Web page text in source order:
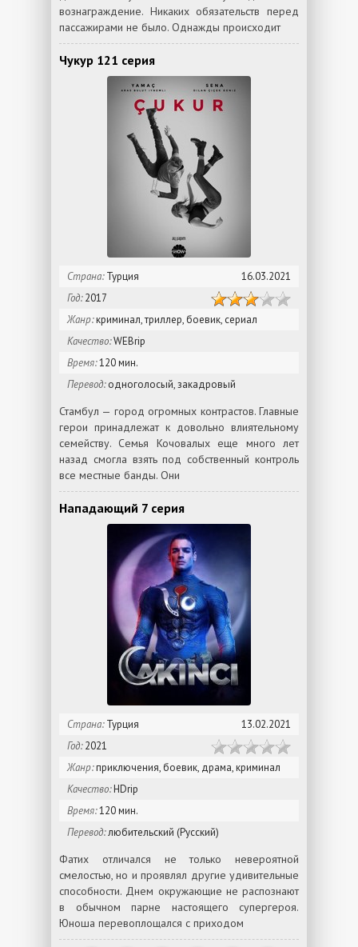
вознаграждение. Никаких обязательств перед
пассажирами не было. Однажды происходит
Чукур 121 серия
Страна:Турция
16.03.2021
Год:2017
Жанр:криминал, триллер, боевик, сериал
Качество:WEBrip
Время:120 мин.
Перевод:одноголосый, закадровый
Стамбул — город огромных контрастов. Главные
герои принадлежат к довольно влиятельному
семейству. Семья Кочовалых еще много лет
назад смогла взять под собственный контроль
все местные банды. Они
Нападающий 7 серия
Страна:Турция
13.02.2021
Год:2021
Жанр:приключения, боевик, драма, криминал
Качество:HDrip
Время:120 мин.
Перевод:любительский (Русский)
Фатих отличался не только невероятной
смелостью, но и проявлял другие удивительные
способности. Днем окружающие не распознают
в обычном парне настоящего супергероя.
Юноша перевоплощался с приходом